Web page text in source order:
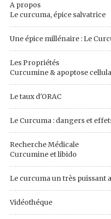
A propos
Le curcuma, épice salvatrice
Une épice millénaire : Le
Les Propriétés
Curcumine & apoptose
Le taux d'ORAC
Le Curcuma : dangers et
Recherche Médicale
Curcumine et libido
Le curcuma un très
Vidéothéque